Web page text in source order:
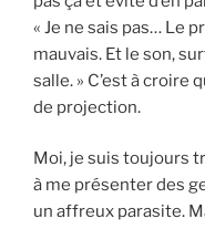
« Je ne sais pas… Le
mauvais. Et le son,
salle. » C’est à
de projection.
Moi, je suis toujours
à me présenter des
un affreux parasite.